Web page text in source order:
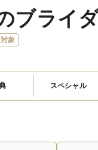
ブライ
象
スペシャル